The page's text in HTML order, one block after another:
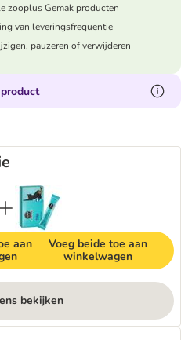
zooplus Gemak producten
van leveringsfrequentie
pauzeren of verwijderen
aan
Voeg beide toe aan
winkelwagen
bekijken